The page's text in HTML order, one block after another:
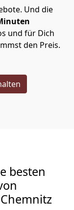
Und die
und für Dich
den Preis.
besten